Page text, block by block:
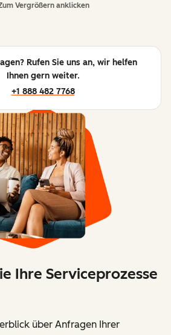
Vergrößern anklicken
Rufen Sie uns an, wir helfen
Ihnen gern weiter.
+1 888 482 7768
Ihre Serviceprozesse
über Anfragen Ihrer